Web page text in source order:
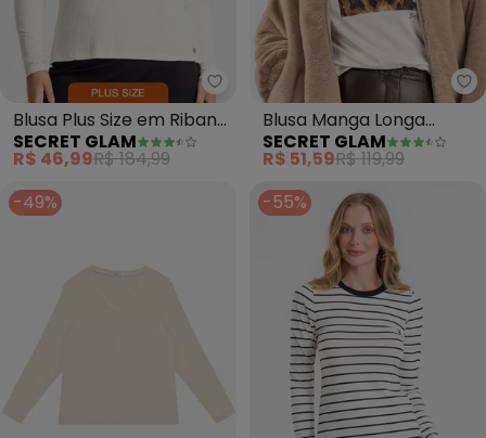
Blusa Plus Size em Ribana
Canelada (Bege)
SECRET GLAM
R$ 46,99R$ 184,99
Blusa Manga Longa
Estampa Plus Size (Bege)
SECRET GLAM
R$ 51,59R$ 119,99
-49%
-55%